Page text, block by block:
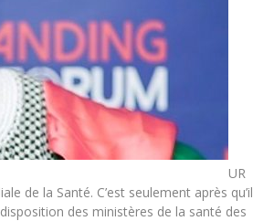
UR
de la Santé. C’est seulement après qu’il
des ministères de la santé des